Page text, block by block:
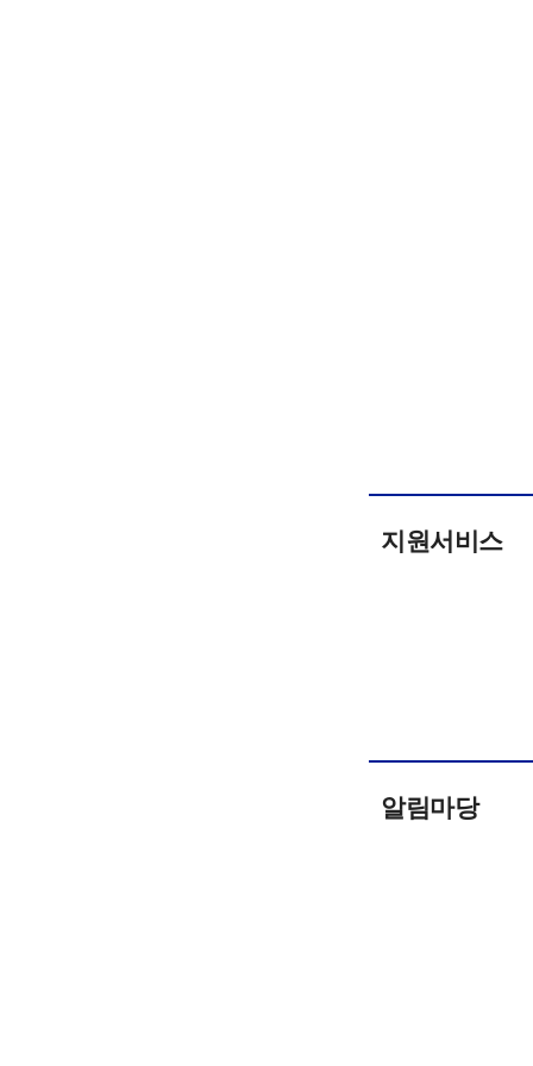
지원서비스
알림마당